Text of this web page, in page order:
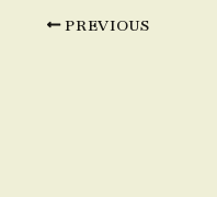
PREVIOUS